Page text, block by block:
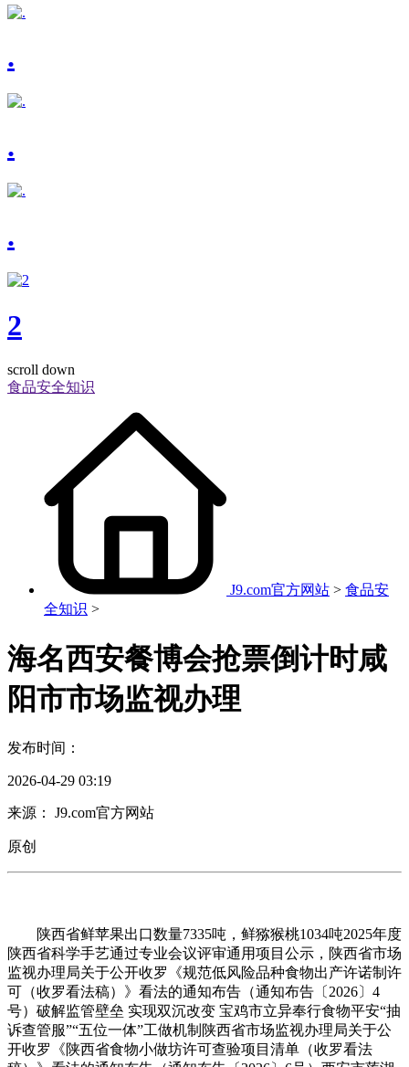
.
.
.
2
scroll down
食品安全知识
J9.com官方网站 > 食品安
全知识 >
海名西安餐博会抢票倒计时咸
阳市市场监视办理
发布时间：
2026-04-29 03:19
来源： J9.com官方网站
原创
陕西省鲜苹果出口数量7335吨，鲜猕猴桃1034吨2025年度
陕西省科学手艺通过专业会议评审通用项目公示，陕西省市场
监视办理局关于公开收罗《规范低风险品种食物出产许诺制许
可（收罗看法稿）》看法的通知布告（通知布告〔2026〕4
号）破解监管壁垒 实现双沉改变 宝鸡市立异奉行食物平安“抽
诉查管服”“五位一体”工做机制陕西省市场监视办理局关于公
开收罗《陕西省食物小做坊许可查验项目清单（收罗看法